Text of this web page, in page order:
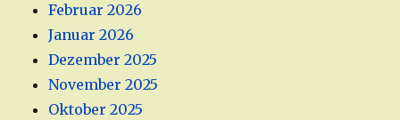
Februar 2026
Januar 2026
Dezember 2025
November 2025
Oktober 2025